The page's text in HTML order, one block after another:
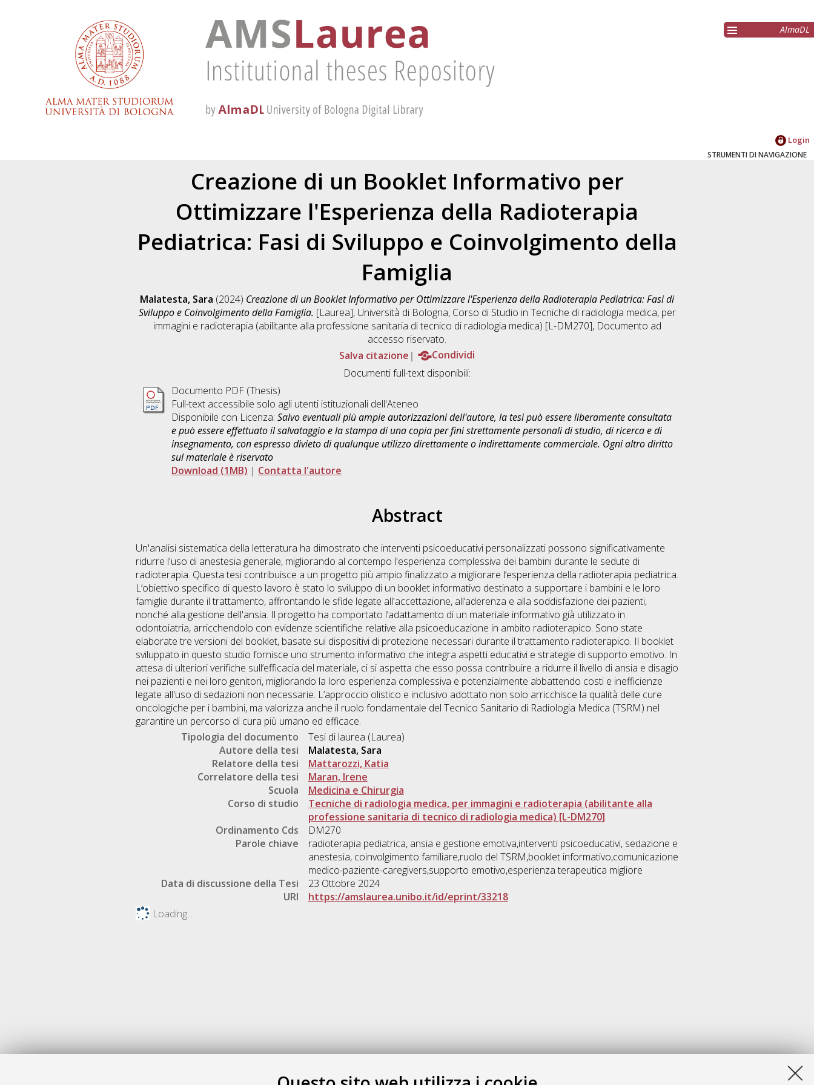
AlmaDL
Login
STRUMENTI DI NAVIGAZIONE
Creazione di un Booklet Informativo per
Ottimizzare l'Esperienza della Radioterapia
Pediatrica: Fasi di Sviluppo e Coinvolgimento della
Famiglia
Malatesta, Sara (2024) Creazione di un Booklet Informativo per Ottimizzare l'Esperienza della Radioterapia Pediatrica: Fasi di
Sviluppo e Coinvolgimento della Famiglia. [Laurea], Università di Bologna, Corso di Studio in Tecniche di radiologia medica, per
immagini e radioterapia (abilitante alla professione sanitaria di tecnico di radiologia medica) [L-DM270], Documento ad
accesso riservato.
Salva citazione
Condividi
Documenti full-text disponibili:
Documento PDF (Thesis)
Full-text accessibile solo agli utenti istituzionali dell'Ateneo
Disponibile con Licenza: Salvo eventuali più ampie autorizzazioni dell'autore, la tesi può essere liberamente consultata
e può essere effettuato il salvataggio e la stampa di una copia per fini strettamente personali di studio, di ricerca e di
insegnamento, con espresso divieto di qualunque utilizzo direttamente o indirettamente commerciale. Ogni altro diritto
sul materiale è riservato
Download (1MB) | Contatta l'autore
Abstract
Un'analisi sistematica della letteratura ha dimostrato che interventi psicoeducativi personalizzati possono significativamente
ridurre l'uso di anestesia generale, migliorando al contempo l'esperienza complessiva dei bambini durante le sedute di
radioterapia. Questa tesi contribuisce a un progetto più ampio finalizzato a migliorare l’esperienza della radioterapia pediatrica.
L’obiettivo specifico di questo lavoro è stato lo sviluppo di un booklet informativo destinato a supportare i bambini e le loro
famiglie durante il trattamento, affrontando le sfide legate all'accettazione, all’aderenza e alla soddisfazione dei pazienti,
nonché alla gestione dell'ansia. Il progetto ha comportato l’adattamento di un materiale informativo già utilizzato in
odontoiatria, arricchendolo con evidenze scientifiche relative alla psicoeducazione in ambito radioterapico. Sono state
elaborate tre versioni del booklet, basate sui dispositivi di protezione necessari durante il trattamento radioterapico. Il booklet
sviluppato in questo studio fornisce uno strumento informativo che integra aspetti educativi e strategie di supporto emotivo. In
attesa di ulteriori verifiche sull’efficacia del materiale, ci si aspetta che esso possa contribuire a ridurre il livello di ansia e disagio
nei pazienti e nei loro genitori, migliorando la loro esperienza complessiva e potenzialmente abbattendo costi e inefficienze
legate all'uso di sedazioni non necessarie. L’approccio olistico e inclusivo adottato non solo arricchisce la qualità delle cure
oncologiche per i bambini, ma valorizza anche il ruolo fondamentale del Tecnico Sanitario di Radiologia Medica (TSRM) nel
garantire un percorso di cura più umano ed efficace.
Tipologia del documento
Tesi di laurea (Laurea)
Autore della tesi
Malatesta, Sara
Relatore della tesi
Mattarozzi, Katia
Correlatore della tesi
Maran, Irene
Scuola
Medicina e Chirurgia
Corso di studio
Tecniche di radiologia medica, per immagini e radioterapia (abilitante alla
professione sanitaria di tecnico di radiologia medica) [L-DM270]
Ordinamento Cds
DM270
Parole chiave
radioterapia pediatrica, ansia e gestione emotiva,interventi psicoeducativi, sedazione e
anestesia, coinvolgimento familiare,ruolo del TSRM,booklet informativo,comunicazione
medico-paziente-caregivers,supporto emotivo,esperienza terapeutica migliore
Data di discussione della Tesi
23 Ottobre 2024
URI
https://amslaurea.unibo.it/id/eprint/33218
Loading...
Gestione del documento: